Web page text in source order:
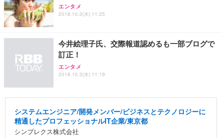
エンタメ
2018.10.3(水) 11:25
今井絵理子氏、交際報道認めるも一部ブログで
訂正！
エンタメ
2018.10.3(水) 11:19
システムエンジニア/開発メンバー/ビジネスとテクノロジーに
精通したプロフェッショナルIT企業/東京都
シンプレクス株式会社